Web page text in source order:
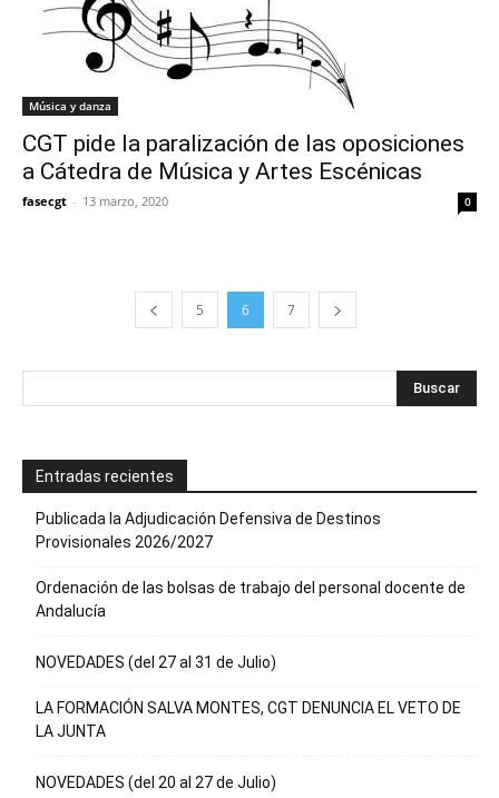
Música y danza
CGT pide la paralización de las oposiciones
a Cátedra de Música y Artes Escénicas
fasecgt - 13 marzo, 2020 0
5 6 7
Entradas recientes
Publicada la Adjudicación Defensiva de Destinos
Provisionales 2026/2027
Ordenación de las bolsas de trabajo del personal docente de
Andalucía
NOVEDADES (del 27 al 31 de Julio)
LA FORMACIÓN SALVA MONTES, CGT DENUNCIA EL VETO DE
LA JUNTA
NOVEDADES (del 20 al 27 de Julio)